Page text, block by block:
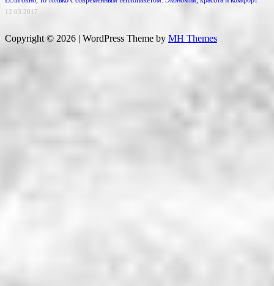
12.03.2017
Copyright © 2026 | WordPress Theme by MH Themes